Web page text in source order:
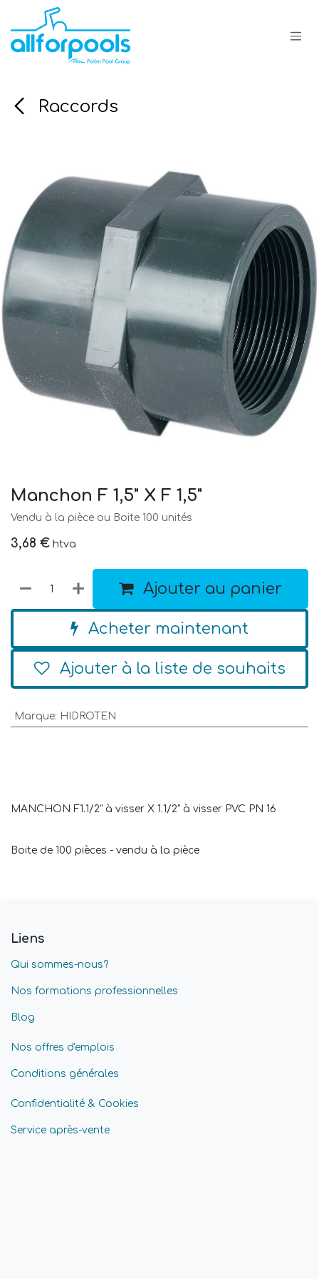
Se rendre au contenu
Raccords
Manchon F 1,5" X F 1,5"
Vendu à la pièce ou Boite 100 unités
3,68 € htva
Ajouter au panier
Acheter maintenant
Ajouter à la liste de souhaits
Marque: HIDROTEN
MANCHON F1.1/2" à visser X 1.1/2" à visser PVC PN 16
Boite de 100 pièces - vendu à la pièce
Liens
Qui sommes-nous?
Nos formations professionnelles
Blog
Nos offres d'emplois
Conditions générales
Confidentialité & Cookies
Service après-vente